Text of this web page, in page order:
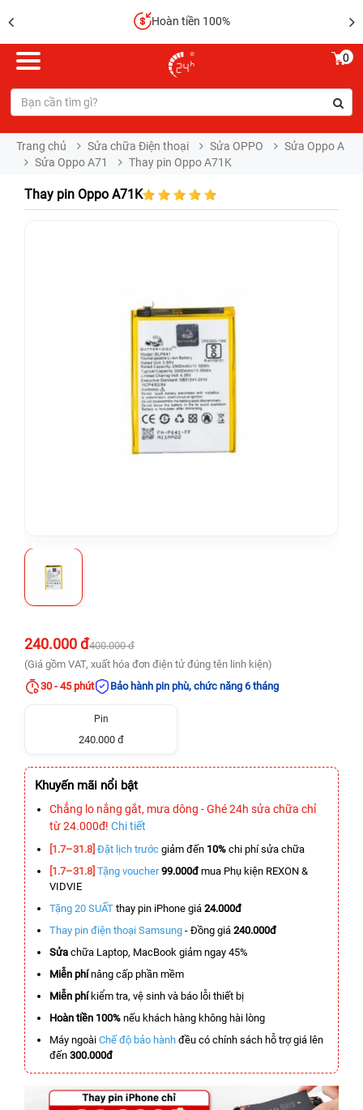
Hoàn tiền 100%
0
Trang chủ Sửa chữa Điện thoại Sửa OPPO
Sửa Oppo A
Sửa Oppo A71
Thay pin Oppo A71K
Thay pin Oppo A71K
240.000 đ400.000 đ
(Giá gồm VAT, xuất hóa đơn điện tử đúng tên linh kiện)
30 - 45 phút
Bảo hành pin phù, chức năng 6 tháng
Pin
240.000 đ
Khuyến mãi nổi bật
Chẳng lo nắng gắt, mưa dông - Ghé 24h sửa chữa chỉ
từ 24.000đ! Chi tiết
[1.7–31.8] Đặt lịch trước giảm đến 10% chi phí sửa chữa
[1.7–31.8] Tặng voucher 99.000đmua Phụ kiện REXON &
VIDVIE
Tặng 20 SUẤT thay pin iPhone giá 24.000đ
Thay pin điện thoại Samsung - Đồng giá 240.000đ
Sửa chữa Laptop, MacBook giảm ngay 45%
Miễn phínâng cấp phần mềm
Miễn phíkiểm tra, vệ sinh và báo lỗi thiết bị
Hoàn tiền 100% nếu khách hàng không hài lòng
Máy ngoài Chế độ bảo hành đều có chính sách hỗ trợ giá lên
đến 300.000đ